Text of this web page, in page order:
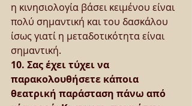
η κινησιολογία βάσει κειμένου είναι
πολύ σημαντική και του δασκάλου
ίσως γιατί η μεταδοτικότητα είναι
σημαντική.
10. Σας έχει τύχει να
παρακολουθήσετε κάποια
θεατρική παράσταση πάνω από